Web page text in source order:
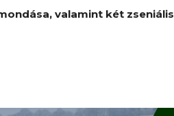
valamint két zseniális